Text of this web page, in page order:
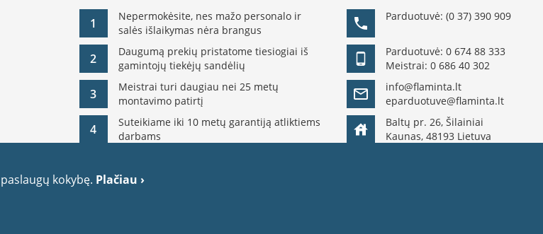
kokybę. Plačiau ›
1
Nepermokėsite, nes mažo personalo ir
salės išlaikymas nėra brangus
2
Daugumą prekių pristatome tiesiogiai iš
gamintojų tiekėjų sandėlių
3
Meistrai turi daugiau nei 25 metų
montavimo patirtį
4
Suteikiame iki 10 metų garantiją atliktiems
darbams
Parduotuvė:(0 37) 390 909
Parduotuvė:0 674 88 333
Meistrai:0 686 40 302
info@flaminta.lt
eparduotuve@flaminta.lt
Baltų pr. 26, Šilainiai
Kaunas, 48193 Lietuva